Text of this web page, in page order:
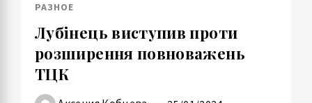
РАЗНОЕ
Лубінець виступив проти
розширення повноважень
ТЦК